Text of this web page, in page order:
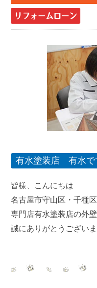
リフォームローン
有水塗装店 有水で
皆様、こんにちは
名古屋市守山区・千種
専門店有水塗装店の外
誠にありがとうござい